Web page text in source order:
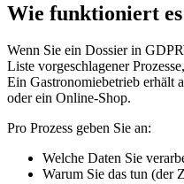
Wie funktioniert
Wenn Sie ein Dossier in
Liste vorgeschlagener
Ein Gastronomiebetrieb erhält
oder ein Online-Shop.
Pro Prozess geben Sie an:
Welche Daten Sie
Warum Sie das tun (der